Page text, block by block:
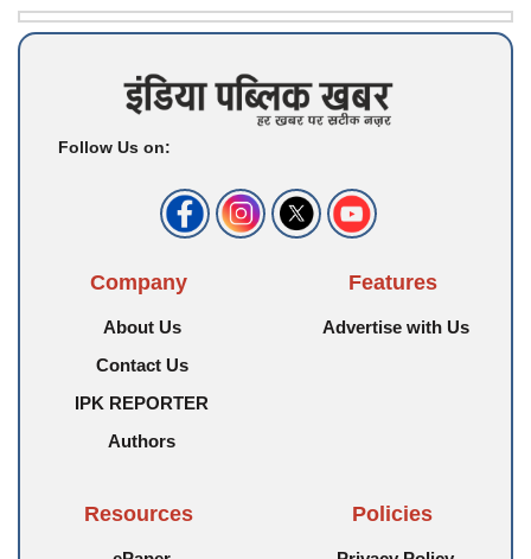
Follow Us on:
Company
About Us
Contact Us
IPK REPORTER
Authors
Features
Advertise with Us
Resources Policies